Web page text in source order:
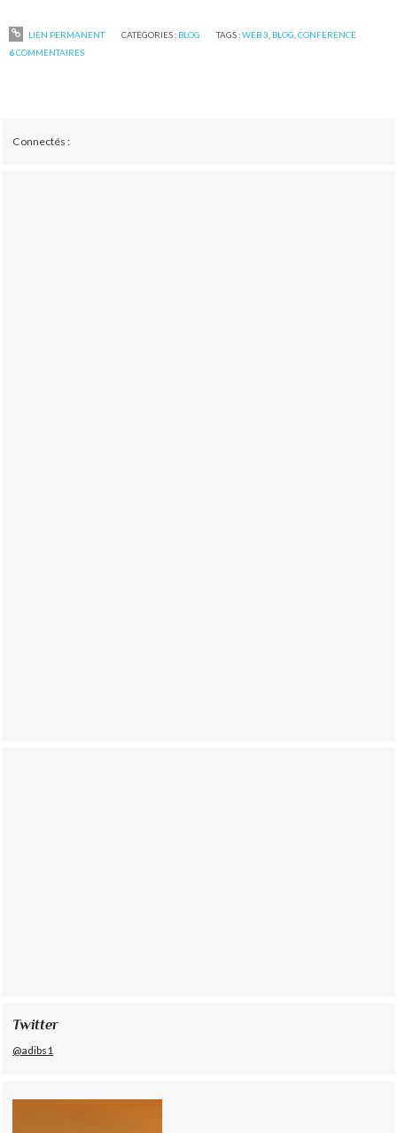
LIEN PERMANENT CATÉGORIES : BLOG TAGS :WEB 3 BLOG CONFERENCE
6COMMENTAIRES
Connectés :
Twitter
@adibs1